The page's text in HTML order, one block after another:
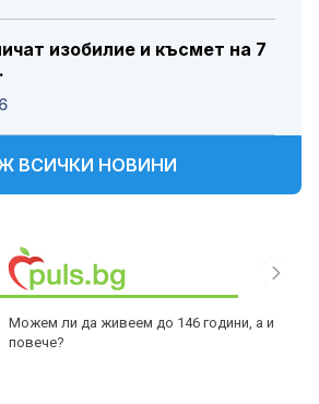
изобилие и късмет на 7
ВСИЧКИ НОВИНИ
Можем ли да живеем до 146 години, а и
повече?